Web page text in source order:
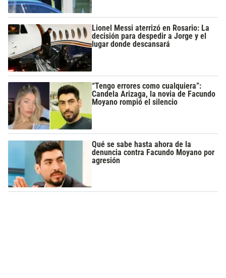
Lionel Messi aterrizó en Rosario: La
decisión para despedir a Jorge y el
lugar donde descansará
“Tengo errores como cualquiera”:
Candela Arizaga, la novia de Facundo
Moyano rompió el silencio
Qué se sabe hasta ahora de la
denuncia contra Facundo Moyano por
agresión